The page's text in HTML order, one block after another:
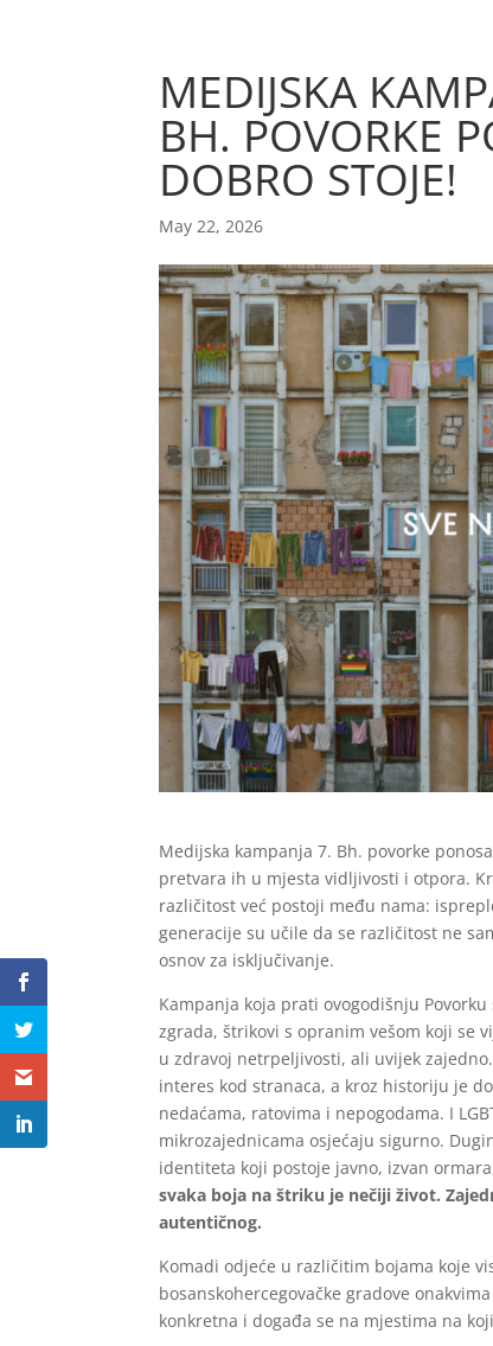
MEDIJSKA
BH. POVORKE
DOBRO STOJE!
May 22, 2026
Medijska kampanja 7. Bh. povorke
pretvara ih u mjesta vidljivosti i otpora.
različitost već postoji među nama:
generacije su učile da se različitost ne
osnov za isključivanje.
Kampanja koja prati ovogodišnju
zgrada, štrikovi s opranim vešom koji se
u zdravoj netrpeljivosti, ali uvijek
interes kod stranaca, a kroz historiju je
nedaćama, ratovima i nepogodama. I
mikrozajednicama osjećaju sigurno.
identiteta koji postoje javno, izvan
svaka boja na štriku je nečiji život.
autentičnog.
Komadi odjeće u različitim bojama koje
bosanskohercegovačke gradove
konkretna i događa se na mjestima na